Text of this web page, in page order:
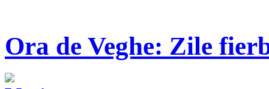
Ora de Veghe: Zile